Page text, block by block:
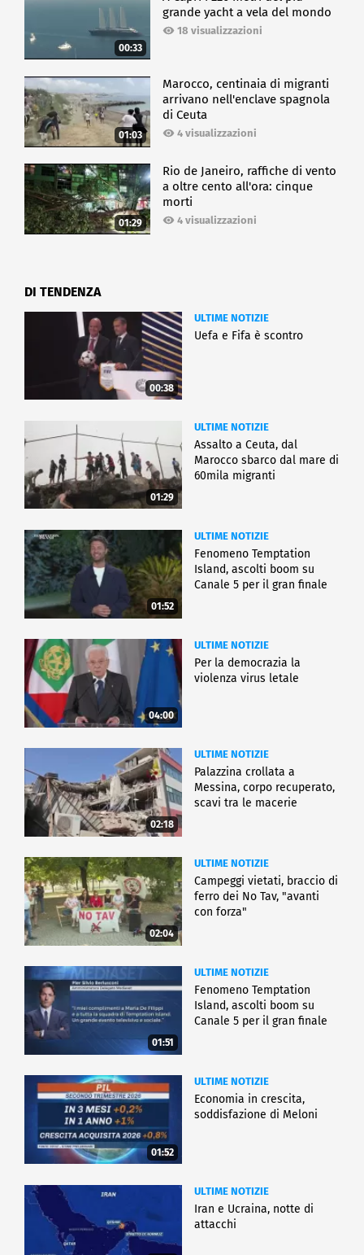
00:33
grande yacht a vela del mondo
18 visualizzazioni
01:03
Marocco, centinaia di migranti
arrivano nell'enclave spagnola
di Ceuta
4 visualizzazioni
01:29
Rio de Janeiro, raffiche di vento
a oltre cento all'ora: cinque
morti
4 visualizzazioni
DI TENDENZA
00:38
ULTIME NOTIZIE
Uefa e Fifa è scontro
01:29
ULTIME NOTIZIE
Assalto a Ceuta, dal
Marocco sbarco dal mare di
60mila migranti
01:52
ULTIME NOTIZIE
Fenomeno Temptation
Island, ascolti boom su
Canale 5 per il gran finale
04:00
ULTIME NOTIZIE
Per la democrazia la
violenza virus letale
02:18
ULTIME NOTIZIE
Palazzina crollata a
Messina, corpo recuperato,
scavi tra le macerie
02:04
ULTIME NOTIZIE
Campeggi vietati, braccio di
ferro dei No Tav, "avanti
con forza"
01:51
ULTIME NOTIZIE
Fenomeno Temptation
Island, ascolti boom su
Canale 5 per il gran finale
01:52
ULTIME NOTIZIE
Economia in crescita,
soddisfazione di Meloni
ULTIME NOTIZIE
Iran e Ucraina, notte di
attacchi